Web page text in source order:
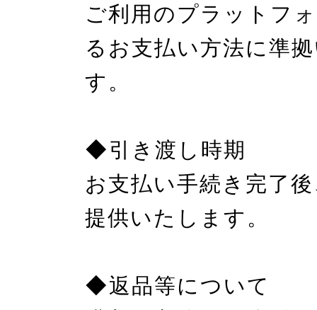
ご利用のプラットフ
るお支払い方法に準
す。
◆引き渡し時期
お支払い手続き完了
提供いたします。
◆返品等について